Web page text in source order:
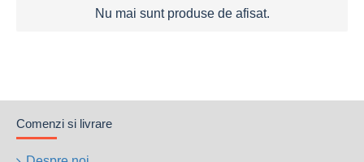
Nu mai sunt produse de afisat.
Comenzi si livrare